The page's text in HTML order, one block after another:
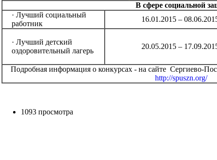
В сфере социальной
· Лучший социальный
работник
16.01.2015 –
· Лучший детский
оздоровительный лагерь
20.05.2015 –
Подробная информация о конкурсах - на сайте Сергиево-
http://spuszn.org/
1093 просмотра